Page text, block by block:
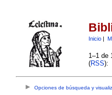
Inicio|
1–1 de
(RSS):
Opciones de búsqueda y